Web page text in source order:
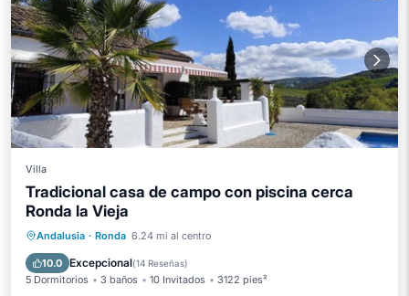
Villa
Tradicional casa de campo con piscina cerca
Ronda la Vieja
Andalusia · Ronda 6.24 mi al centro
10.0 Excepcional(14 Reseñas)
5 Dormitorios 3 baños 10 Invitados 3122 pies²
Piscina privada
Aparcamiento
Piscina
Balcón/Terraza